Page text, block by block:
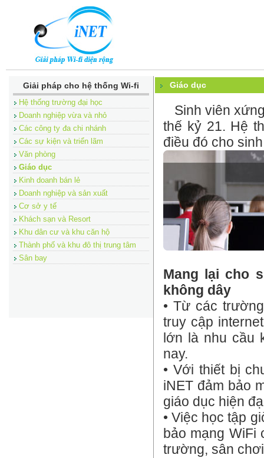
Giải pháp cho hệ thống Wi-fi
Hệ thống trường đại học
Doanh nghiệp vừa và nhỏ
Các công ty đa chi nhánh
Các sự kiện và triển lãm
Văn phòng
Giáo dục
Kinh doanh bán lẻ
Doanh nghiệp và sản xuất
Cơ sở y tế
Khách sạn và Resort
Khu dân cư và khu căn hộ
Thành phố và khu đô thị trung tâm
Sân bay
Giáo dục
Sinh viên
thế kỷ 21. Hệ
điều đó cho
Mang lại cho
không dây
• Từ các
truy cập
lớn là nhu cầu
nay.
• Với thiết bị
iNET đảm bảo
giáo dục hiện
• Việc học tập
bảo mạng
trường, sân